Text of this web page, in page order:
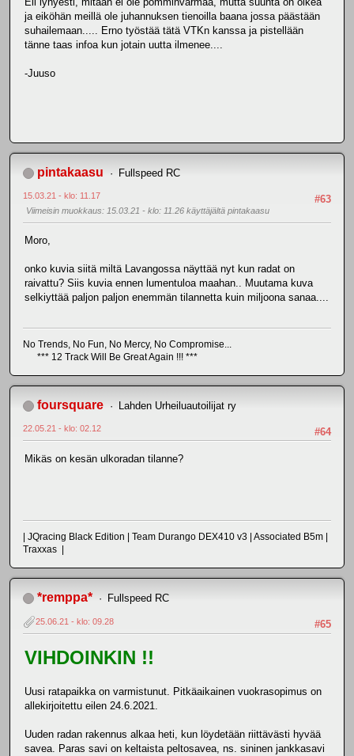
ja eiköhän meillä ole juhannuksen tienoilla baana jossa päästään
suhailemaan..... Erno työstää tätä VTKn kanssa ja pistellään
tänne taas infoa kun jotain uutta ilmenee....
-Juuso
pintakaasu Fullspeed RC
#63
15.03.21 - klo: 11.17
Viimeisin muokkaus: 15.03.21 - klo: 11.26 käyttäjältä pintakaasu
Moro,
onko kuvia siitä miltä Lavangossa näyttää nyt kun radat on
raivattu? Siis kuvia ennen lumentuloa maahan.. Muutama kuva
selkiyttää paljon paljon enemmän tilannetta kuin miljoona sanaa....
No Trends, No Fun, No Mercy, No Compromise...
*** 12 Track Will Be Great Again !!! ***
foursquare Lahden Urheiluautoilijat ry
#64
22.05.21 - klo: 02.12
Mikäs on kesän ulkoradan tilanne?
| JQracing Black Edition | Team Durango DEX410 v3 | Associated B5m |
Traxxas |
*remppa* Fullspeed RC
#65
25.06.21 - klo: 09.28
VIHDOINKIN !!
Uusi ratapaikka on varmistunut. Pitkäaikainen vuokrasopimus on
allekirjoitettu eilen 24.6.2021.
Uuden radan rakennus alkaa heti, kun löydetään riittävästi hyvää
savea. Paras savi on keltaista peltosavea, ns. sininen jankkasavi